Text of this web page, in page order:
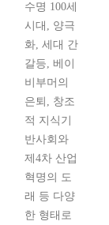
수명 100세
시대, 양극
화, 세대 간
갈등, 베이
비부머의
은퇴, 창조
적 지식기
반사회와
제4차 산업
혁명의 도
래 등 다양
한 형태로